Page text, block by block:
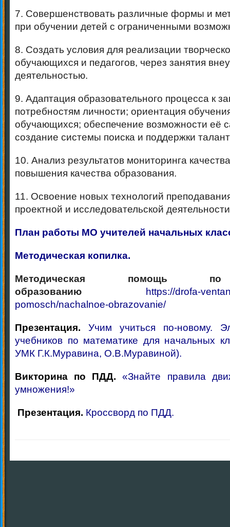
7. Совершенствовать различные формы и
при обучении детей с ограниченными
8. Создать условия для реализации
обучающихся и педагогов, через занятия
деятельностью.
9. Адаптация образовательного процесса к
потребностям личности; ориентация
обучающихся; обеспечение возможности её
создание системы поиска и поддержки
10. Анализ результатов мониторинга
повышения качества образования.
11. Освоение новых технологий
проектной и исследовательской
План работы МО учителей начальных
Методическая копилка.
Методическая помощь по
образованию
https://drofa-
pomosch/nachalnoe-obrazovanie/
Презентация. Учим учиться по-новому.
учебников по математике для начальных
УМК Г.К.Муравина, О.В.Муравиной).
Викторина по ПДД.
«Знайте правила
умножения!»
Презентация. Кроссворд по ПДД.